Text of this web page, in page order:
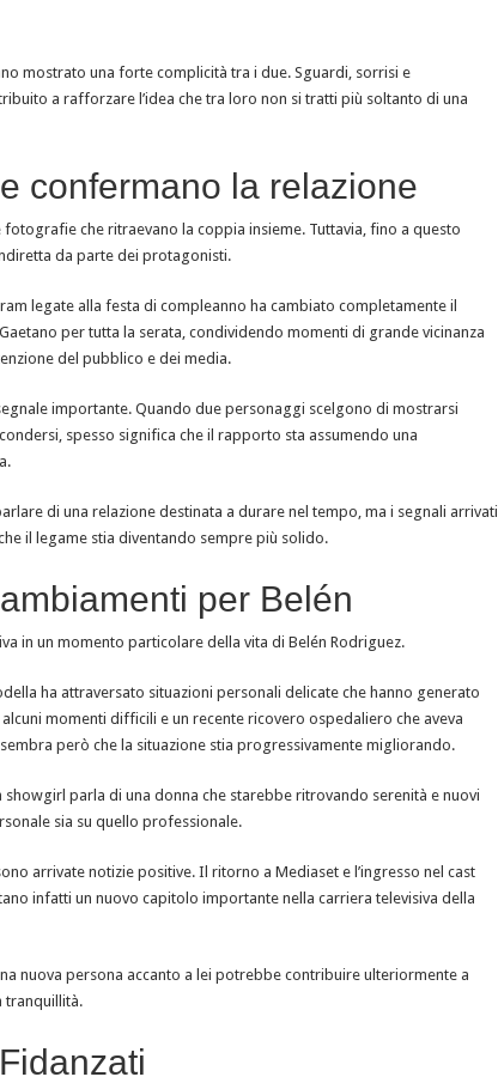
mostrato una forte complicità tra i due. Sguardi, sorrisi e
a rafforzare l’idea che tra loro non si tratti più soltanto di una
confermano la relazione
che ritraevano la coppia insieme. Tuttavia, fino a questo
da parte dei protagonisti.
legate alla festa di compleanno ha cambiato completamente il
per tutta la serata, condividendo momenti di grande vicinanza
del pubblico e dei media.
importante. Quando due personaggi scelgono di mostrarsi
spesso significa che il rapporto sta assumendo una
di una relazione destinata a durare nel tempo, ma i segnali arrivati
il legame stia diventando sempre più solido.
per Belén
in un momento particolare della vita di Belén Rodriguez.
ha attraversato situazioni personali delicate che hanno generato
momenti difficili e un recente ricovero ospedaliero che aveva
però che la situazione stia progressivamente migliorando.
parla di una donna che starebbe ritrovando serenità e nuovi
sia su quello professionale.
arrivate notizie positive. Il ritorno a Mediaset e l’ingresso nel cast
infatti un nuovo capitolo importante nella carriera televisiva della
nuova persona accanto a lei potrebbe contribuire ulteriormente a
tranquillità.